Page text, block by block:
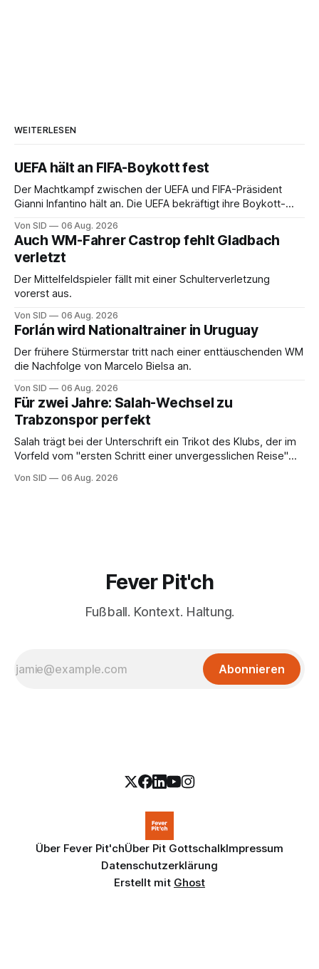
WEITERLESEN
UEFA hält an FIFA-Boykott fest
Der Machtkampf zwischen der UEFA und FIFA-Präsident
Gianni Infantino hält an. Die UEFA bekräftigt ihre Boykott-
Von SID 06 Aug. 2026
Auch WM-Fahrer Castrop fehlt Gladbach
verletzt
Der Mittelfeldspieler fällt mit einer Schulterverletzung
vorerst aus.
Von SID 06 Aug. 2026
Forlán wird Nationaltrainer in Uruguay
Der frühere Stürmerstar tritt nach einer enttäuschenden WM
die Nachfolge von Marcelo Bielsa an.
Von SID 06 Aug. 2026
Für zwei Jahre: Salah-Wechsel zu
Trabzonspor perfekt
Salah trägt bei der Unterschrift ein Trikot des Klubs, der im
Vorfeld vom "ersten Schritt einer unvergesslichen Reise"
Von SID 06 Aug. 2026
Fever Pit'ch
Fußball. Kontext. Haltung.
Abonnieren
Über Fever Pit'chÜber Pit GottschalkImpressum
Datenschutzerklärung
Erstellt mit Ghost